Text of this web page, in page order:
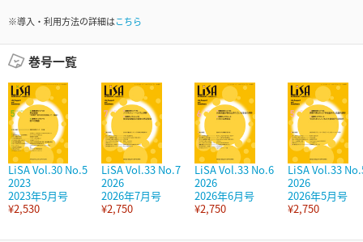
※導入・利用方法の詳細はこちら
巻号一覧
LiSA Vol.30 No.5
2023
2023年5月号
¥2,530
LiSA Vol.33 No.7
2026
2026年7月号
¥2,750
LiSA Vol.33 No.6
2026
2026年6月号
¥2,750
LiSA Vol.33
2026
2026年5月号
¥2,750